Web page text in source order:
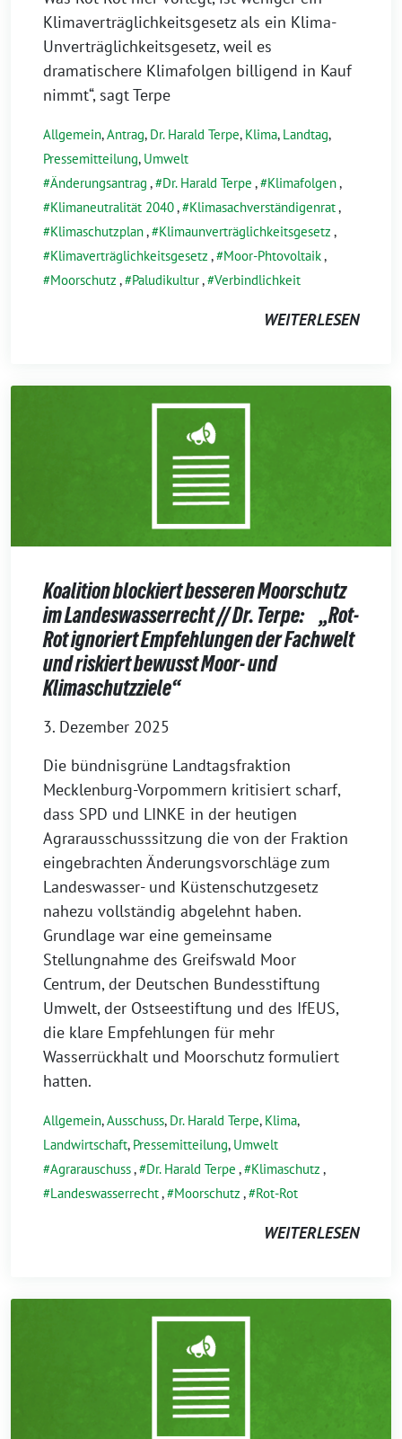
Klimaverträglichkeitsgesetz als ein Klima-
Unverträglichkeitsgesetz, weil es
dramatischere Klimafolgen billigend in Kauf
nimmt“, sagt Terpe
Allgemein,Antrag, Dr. Harald Terpe, Klima, Landtag,
Pressemitteilung, Umwelt
Änderungsantrag , Dr. Harald Terpe , Klimafolgen,
Klimaneutralität 2040, Klimasachverständigenrat,
Klimaschutzplan, Klimaunverträglichkeitsgesetz ,
Klimaverträglichkeitsgesetz , Moor-Phtovoltaik,
Moorschutz , Paludikultur, Verbindlichkeit
WEITERLESEN
Koalition blockiert besseren Moorschutz
im Landeswasserrecht // Dr. Terpe: „Rot-
Rot ignoriert Empfehlungen der Fachwelt
und riskiert bewusst Moor- und
Klimaschutzziele“
3. Dezember 2025
Die bündnisgrüne Landtagsfraktion
Mecklenburg-Vorpommern kritisiert scharf,
dass SPD und LINKE in der heutigen
Agrarausschusssitzung die von der Fraktion
eingebrachten Änderungsvorschläge zum
Landeswasser- und Küstenschutzgesetz
nahezu vollständig abgelehnt haben.
Grundlage war eine gemeinsame
Stellungnahme des Greifswald Moor
Centrum, der Deutschen Bundesstiftung
Umwelt, der Ostseestiftung und des IfEUS,
die klare Empfehlungen für mehr
Wasserrückhalt und Moorschutz formuliert
hatten.
Allgemein,Ausschuss, Dr. Harald Terpe, Klima,
Landwirtschaft, Pressemitteilung, Umwelt
Agrarauschuss, Dr. Harald Terpe , Klimaschutz ,
Landeswasserrecht, Moorschutz , Rot-Rot
WEITERLESEN